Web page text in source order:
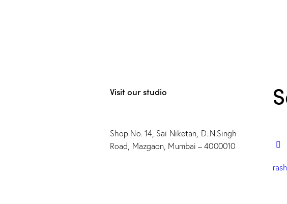
Visit our studio
Shop No. 14, Sai Niketan, D..N.Singh
Road, Mazgaon, Mumbai – 4000010